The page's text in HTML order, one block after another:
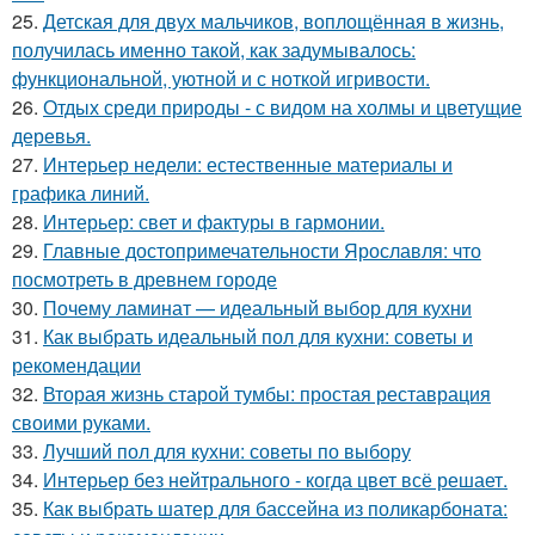
25. Детская для двух мальчиков, воплощённая в жизнь,
получилась именно такой, как задумывалось:
функциональной, уютной и с ноткой игривости.
26. Отдых среди природы - с видом на холмы и цветущие
деревья.
27. Интерьер недели: естественные материалы и
графика линий.
28. Интерьер: свет и фактуры в гармонии.
29. Главные достопримечательности Ярославля: что
посмотреть в древнем городе
30. Почему ламинат — идеальный выбор для кухни
31. Как выбрать идеальный пол для кухни: советы и
рекомендации
32. Вторая жизнь старой тумбы: простая реставрация
своими руками.
33. Лучший пол для кухни: советы по выбору
34. Интерьер без нейтрального - когда цвет всё решает.
35. Как выбрать шатер для бассейна из поликарбоната: